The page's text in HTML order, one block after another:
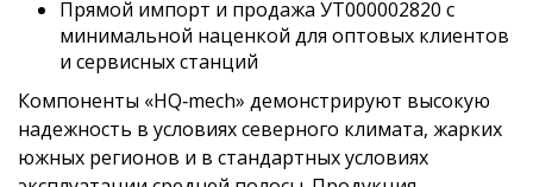
Прямой импорт и продажа УТ000002820 с
минимальной наценкой для оптовых клиентов
и сервисных станций
Компоненты «HQ‑mech» демонстрируют высокую
надежность в условиях северного климата, жарких
южных регионов и в стандартных условиях